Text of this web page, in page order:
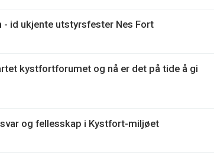
- id ukjente utstyrsfester Nes Fort
kystfortforumet og nå er det på tide å gi
og fellesskap i Kystfort-miljøet